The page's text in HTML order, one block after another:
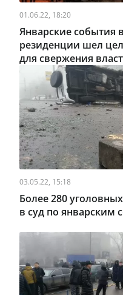
01.06.22, 18:20
Январские события
резиденции шел
для свержения
03.05.22, 15:18
Более 280
в суд по январским